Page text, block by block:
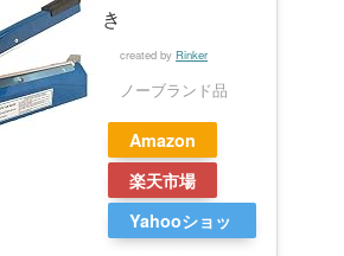
き
created by Rinker
ノーブランド品
Amazon
楽天市場
Yahooショッ